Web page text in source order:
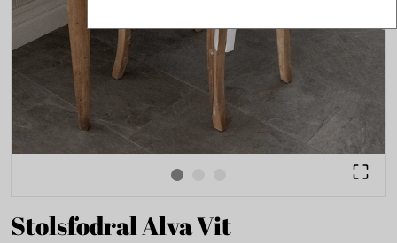
Stolsfodral Alva Vit